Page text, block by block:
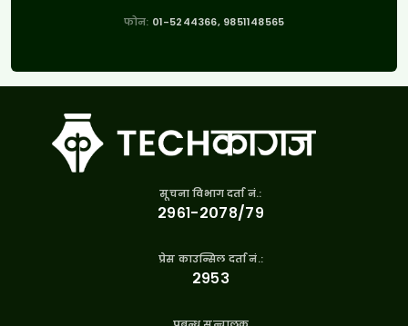
फोन: 01-5244366, 9851148565
सूचना विभाग दर्ता नं.:
२९६१-२०७८/७९
प्रेस काउन्सिल दर्ता नं.:
२९५३